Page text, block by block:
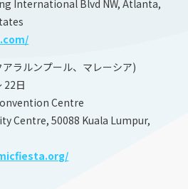
International Blvd NW, Atlanta,
ラルンプール、マレーシア)
22日
Centre
Centre, 50088 Kuala Lumpur,